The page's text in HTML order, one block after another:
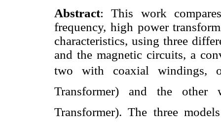
Abstract: This work
frequency, high power
characteristics, using three
and the magnetic circuits, a
two with coaxial windings,
Transformer) and the other
Transformer). The three